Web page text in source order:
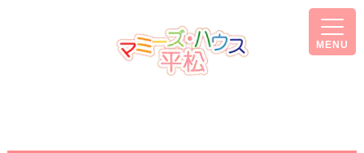
MENU